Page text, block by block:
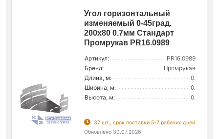
Угол горизонтальный
изменяемый 0-45град.
200х80 0.7мм Стандарт
Промрукав PR16.0989
Артикул:
PR16.0989
Бренд:
Промрукав
Длина, м:
0.
Ширина, м:
0.
Высота, м:
0.
37 шт., срок поставки 5-7 рабочих дней
Обновлено 30.07.2026